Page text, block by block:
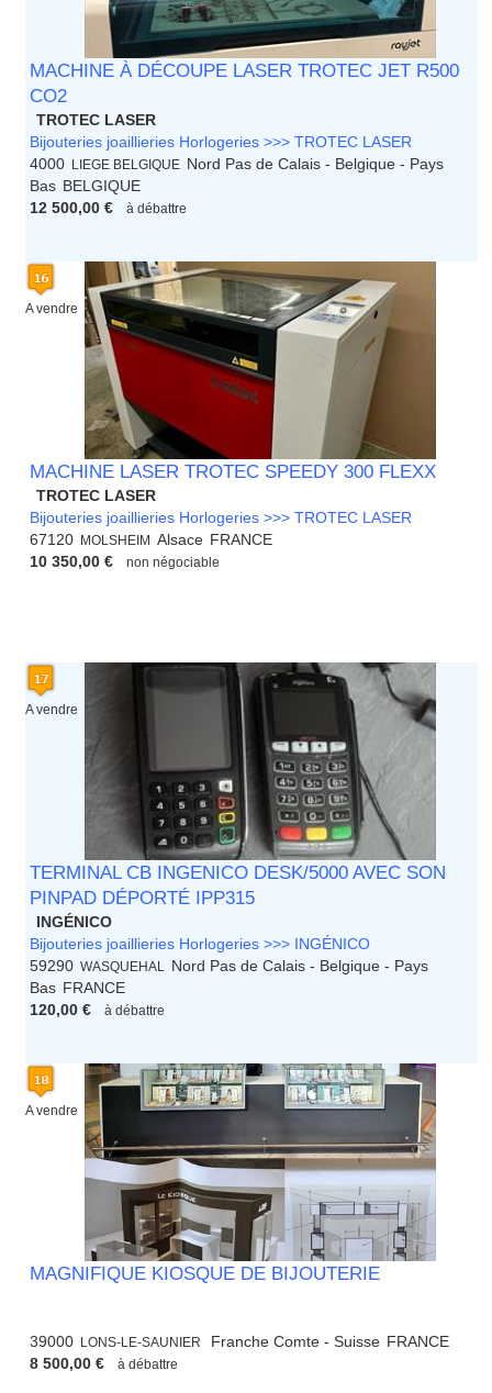
MACHINE À DÉCOUPE LASER TROTEC JET R500
CO2
TROTEC LASER
Bijouteries joaillieries Horlogeries >>> TROTEC LASER
4000
LIEGE BELGIQUE Nord Pas de Calais - Belgique - Pays
Bas BELGIQUE
12 500,00 €
à débattre
A vendre
MACHINE LASER TROTEC SPEEDY 300 FLEXX
TROTEC LASER
Bijouteries joaillieries Horlogeries >>> TROTEC LASER
67120
MOLSHEIM Alsace FRANCE
10 350,00 €
non négociable
A vendre
TERMINAL CB INGENICO DESK/5000 AVEC SON
PINPAD DÉPORTÉ IPP315
INGÉNICO
Bijouteries joaillieries Horlogeries >>> INGÉNICO
59290 WASQUEHAL
Nord Pas de Calais - Belgique - Pays
Bas FRANCE
120,00 €
à débattre
A vendre
MAGNIFIQUE KIOSQUE DE BIJOUTERIE
39000 LONS-LE-SAUNIER Franche Comte - Suisse FRANCE
8 500,00 €
à débattre